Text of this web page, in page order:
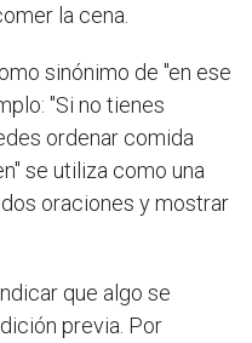
la cena.
sinónimo de "en ese
"Si no tienes
ordenar comida
se utiliza como una
oraciones y mostrar
que algo se
previa. Por